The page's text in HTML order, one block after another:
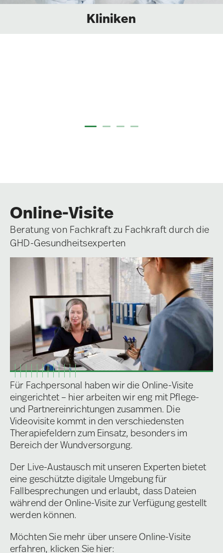
Kliniken
Online-Visite
Beratung von Fachkraft zu Fachkraft durch die
GHD-Gesundheitsexperten
Für Fachpersonal haben wir die Online-Visite
eingerichtet – hier arbeiten wir eng mit Pflege-
und Partnereinrichtungen zusammen. Die
Videovisite kommt in den verschiedensten
Therapiefeldern zum Einsatz, besonders im
Bereich der Wundversorgung.
Der Live-Austausch mit unseren Experten bietet
eine geschützte digitale Umgebung für
Fallbesprechungen und erlaubt, dass Dateien
während der Online-Visite zur Verfügung gestellt
werden können.
Möchten Sie mehr über unsere Online-Visite
erfahren, klicken Sie hier: